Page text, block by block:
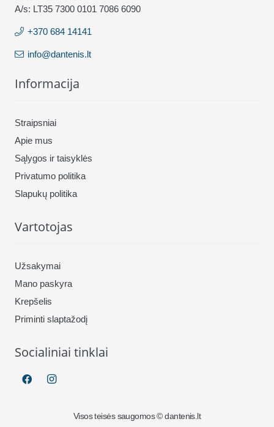
A/s: LT35 7300 0101 7086 6090
+370 684 14141
info@dantenis.lt
Informacija
Straipsniai
Apie mus
Sąlygos ir taisyklės
Privatumo politika
Slapukų politika
Vartotojas
Užsakymai
Mano paskyra
Krepšelis
Priminti slaptažodį
Socialiniai tinklai
Visos teisės saugomos © dantenis.lt